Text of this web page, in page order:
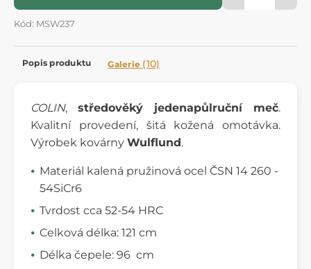
Kód: MSW237
Popis produktu Galerie (10)
COLIN, středověký jedenapůlruční meč.
Kvalitní provedení, šitá kožená omotávka.
Výrobek kovárny Wulflund.
Materiál kalená pružinová ocel ČSN 14 260 -
54SiCr6
Tvrdost cca 52-54 HRC
Celková délka: 121 cm
Délka čepele: 96 cm